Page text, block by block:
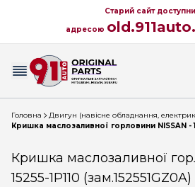
Старий сайт
адресою
Головна
Двигун (навісне обладнання,
Кришка маслозаливної горловини NISSAN -
Кришка маслозаливної
15255-1P110 (зам.152551GZ0A)